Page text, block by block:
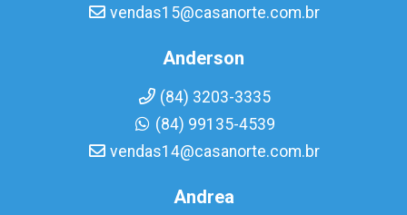
vendas15@casanorte.com.br
Anderson
(84) 3203-3335
(84) 99135-4539
vendas14@casanorte.com.br
Andrea